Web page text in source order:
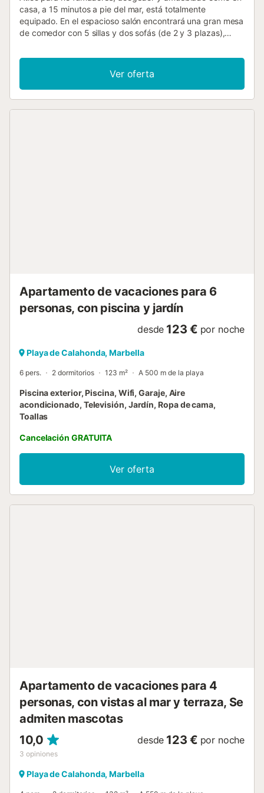
casa, a 15 minutos a pie del mar, está totalmente
equipado. En el espacioso salón encontrará una gran mesa
de comedor con 5 sillas y dos sofás (de 2 y 3 plazas),
a distancia, DVD y televisión con más de 180 canales
internacionales, incluyendo inglés, alemán, francés y
español. El apartamento está equipado con dos persianas
eléctricas y dos manuales, aire acondicionado y conexión
Playa Las Dunas de Cabopino (zona de du...
Ver oferta
Apartamento de vacaciones para 6
personas, con piscina y jardín
desde 123 € por noche
Playa de Calahonda, Marbella
6 pers. 2 dormitorios 123 m² A 500 m de la playa
Piscina exterior, Piscina, Wifi, Garaje, Aire
acondicionado, Televisión, Jardín, Ropa de cama,
Toallas
Cancelación GRATUITA
Ver oferta
Apartamento de vacaciones para 4
personas, con vistas al mar y terraza, Se
admiten mascotas
10,0
3 opiniones
desde 123 € por noche
Playa de Calahonda, Marbella